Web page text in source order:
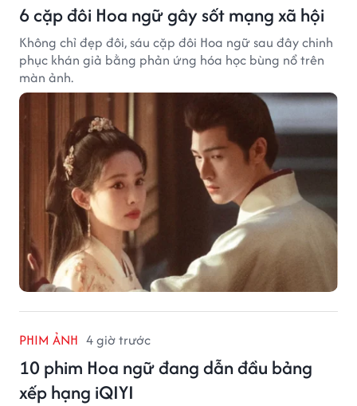
6 cặp đôi Hoa ngữ gây sốt mạng xã hội
Không chỉ đẹp đôi, sáu cặp đôi Hoa ngữ sau đây chinh
phục khán giả bằng phản ứng hóa học bùng nổ trên
màn ảnh.
PHIM ẢNH 4 giờ trước
10 phim Hoa ngữ đang dẫn đầu bảng
xếp hạng iQIYI